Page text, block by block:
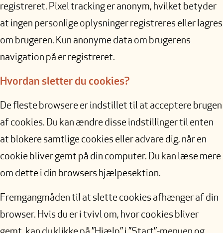
registreret. Pixel tracking er anonym, hvilket betyder
at ingen personlige oplysninger registreres eller lagres
om brugeren. Kun anonyme data om brugerens
navigation på er registreret.
Hvordan sletter du cookies?
De fleste browsere er indstillet til at acceptere brugen
af cookies. Du kan ændre disse indstillinger til enten
at blokere samtlige cookies eller advare dig, når en
cookie bliver gemt på din computer. Du kan læse mere
om dette i din browsers hjælpesektion.
Fremgangmåden til at slette cookies afhænger af din
browser. Hvis du er i tvivl om, hvor cookies bliver